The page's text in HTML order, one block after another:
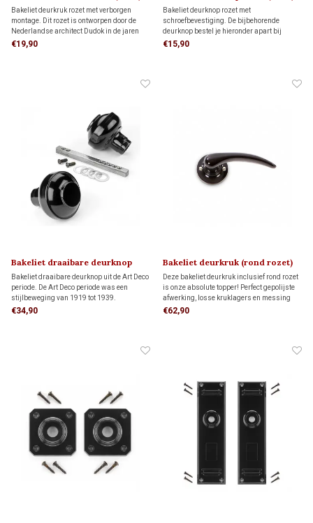
DUDOK 1930
Bakeliet deurkruk rozet met verborgen
montage. Dit rozet is ontworpen door de
Nederlandse architect Dudok in de jaren
30. De bijbehorende deurkruk bestel je
€19,90
ART DECO 1920
Bakeliet deurknop rozet met
schroefbevestiging. De bijbehorende
deurknop bestel je hieronder apart bij
'gerelateerde producten'
€15,90
Bakeliet draaibare deurknop
ART DECO 1920
Bakeliet draaibare deurknop uit de Art Deco
periode. De Art Deco periode was een
stijlbeweging van 1919 tot 1939.
Bijbehorende rozetten bestel je hieronder
€34,90
Bakeliet deurkruk (rond rozet)
PHILITE 1930
Deze bakeliet deurkruk inclusief rond rozet
is onze absolute topper! Perfect gepolijste
afwerking, losse kruklagers en messing
vernikkelde patentschroeven voor een solide
€62,90